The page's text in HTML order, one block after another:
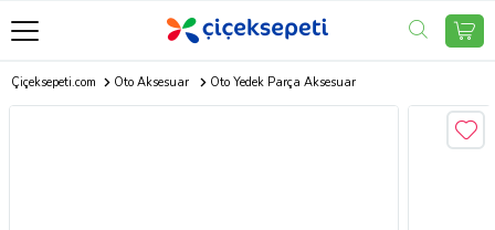
Çiçeksepeti.com Oto Aksesuar Oto Yedek Parça Aksesuar